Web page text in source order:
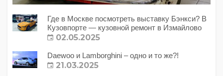
Где в Москве посмотреть выставку Бэнкси? В
Кузовпорте — кузовной ремонт в Измайлово
02.05.2025
Daewoo и Lamborghini – одно и то же?!
21.03.2025